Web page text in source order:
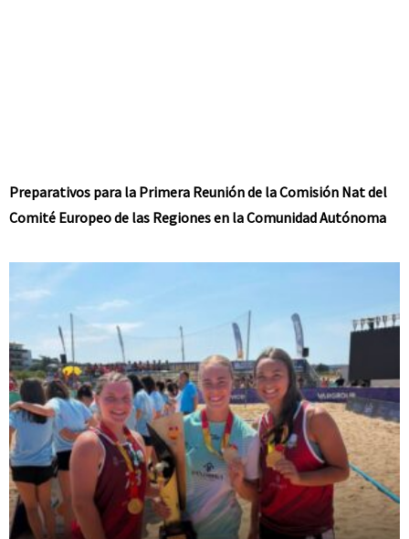
Preparativos para la Primera Reunión de la Comisión Nat del
Comité Europeo de las Regiones en la Comunidad Autónoma